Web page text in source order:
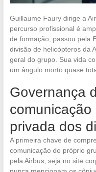
Guillaume Faury dirige a
percurso profissional é
de formação, passou pela
divisão de helicópteros da
geral do grupo. Sua vida
um ângulo morto quase
Governança
privada dos
A primeira chave de
comunicação do próprio
pela Airbus, seja no site